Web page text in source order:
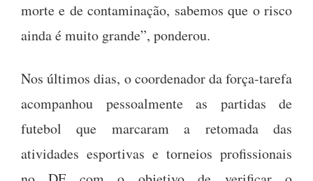
morte e de contaminação, sabemos que o risco
ainda é muito grande”, ponderou.
Nos últimos dias, o coordenador da força-tarefa
acompanhou pessoalmente as partidas de
futebol que marcaram a retomada das
atividades esportivas e torneios profissionais